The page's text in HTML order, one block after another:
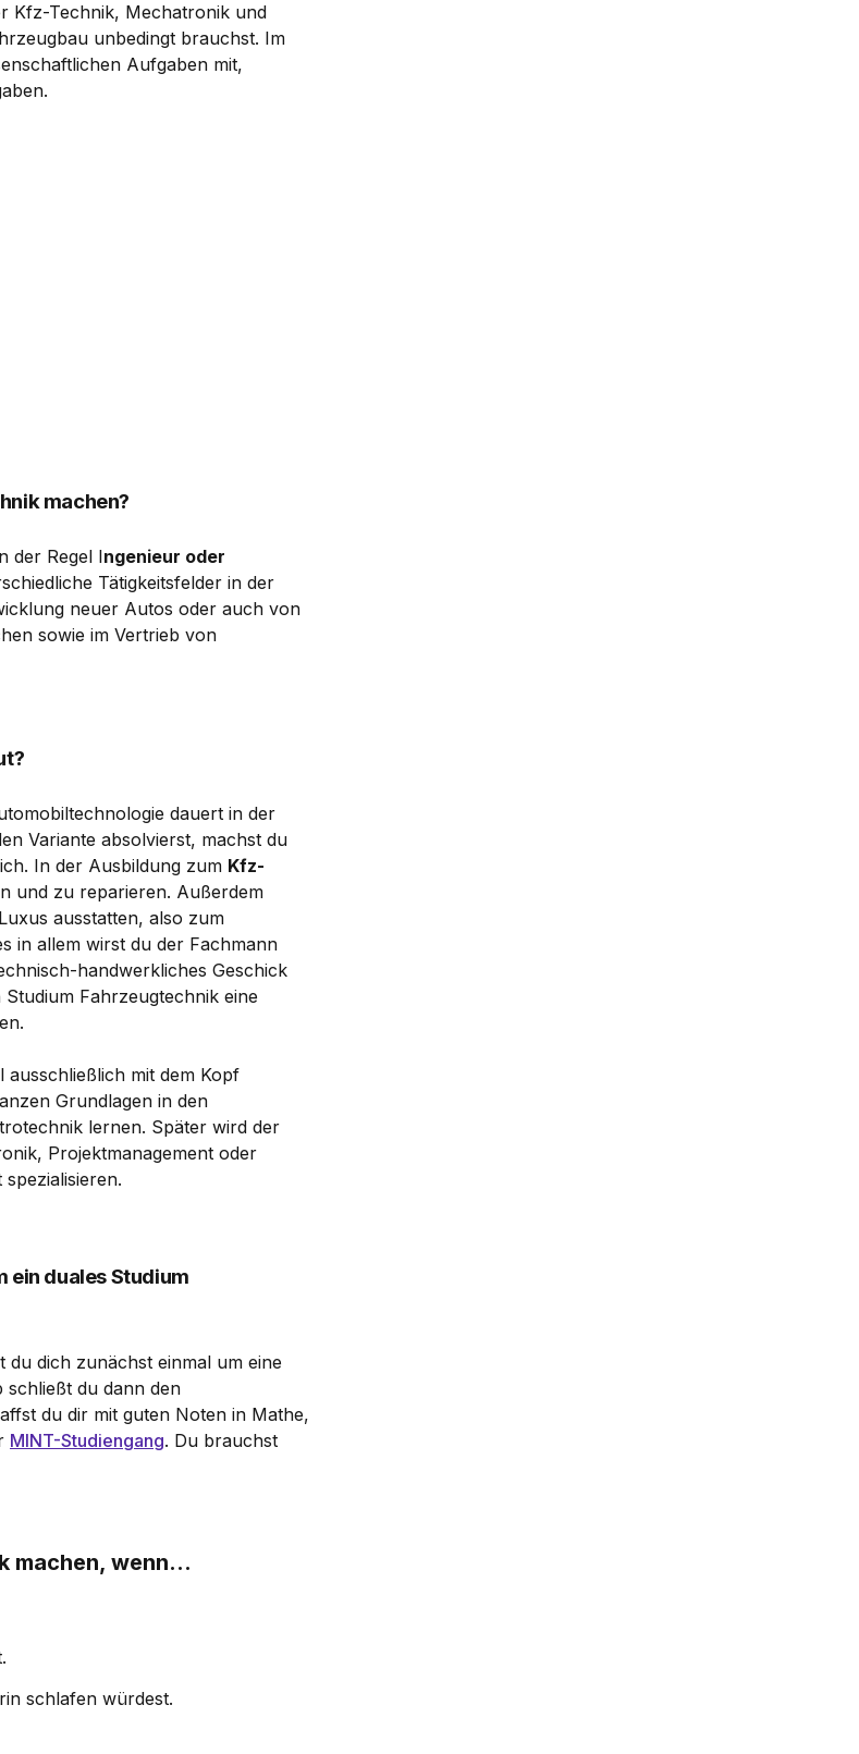
Kfz-Technik, Mechatronik und
unbedingt brauchst. Im
Aufgaben mit,
machen?
der Regel Ingenieur oder
Tätigkeitsfelder in der
neuer Autos oder auch von
sowie im Vertrieb von
dauert in der
Variante absolvierst, machst du
In der Ausbildung zum Kfz-
und zu reparieren. Außerdem
ausstatten, also zum
in allem wirst du der Fachmann
handwerkliches Geschick
Fahrzeugtechnik eine
mit dem Kopf
Grundlagen in den
lernen. Später wird der
Projektmanagement oder
ein duales Studium
du dich zunächst einmal um eine
schließt du dann den
du dir mit guten Noten in Mathe,
MINT-Studiengang. Du brauchst
machen, wenn...
schlafen würdest.